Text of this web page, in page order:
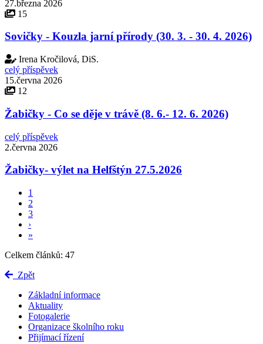
27.března 2026
15
Sovičky - Kouzla jarní přírody (30. 3. - 30. 4. 2026)
Irena Kročilová, DiS.
celý příspěvek
15.června 2026
12
Žabičky - Co se děje v trávě (8. 6.- 12. 6. 2026)
celý příspěvek
2.června 2026
Žabičky- výlet na Helfštýn 27.5.2026
1
2
3
›
»
Celkem článků: 47
Zpět
Základní informace
Aktuality
Fotogalerie
Organizace školního roku
Přijímací řízení